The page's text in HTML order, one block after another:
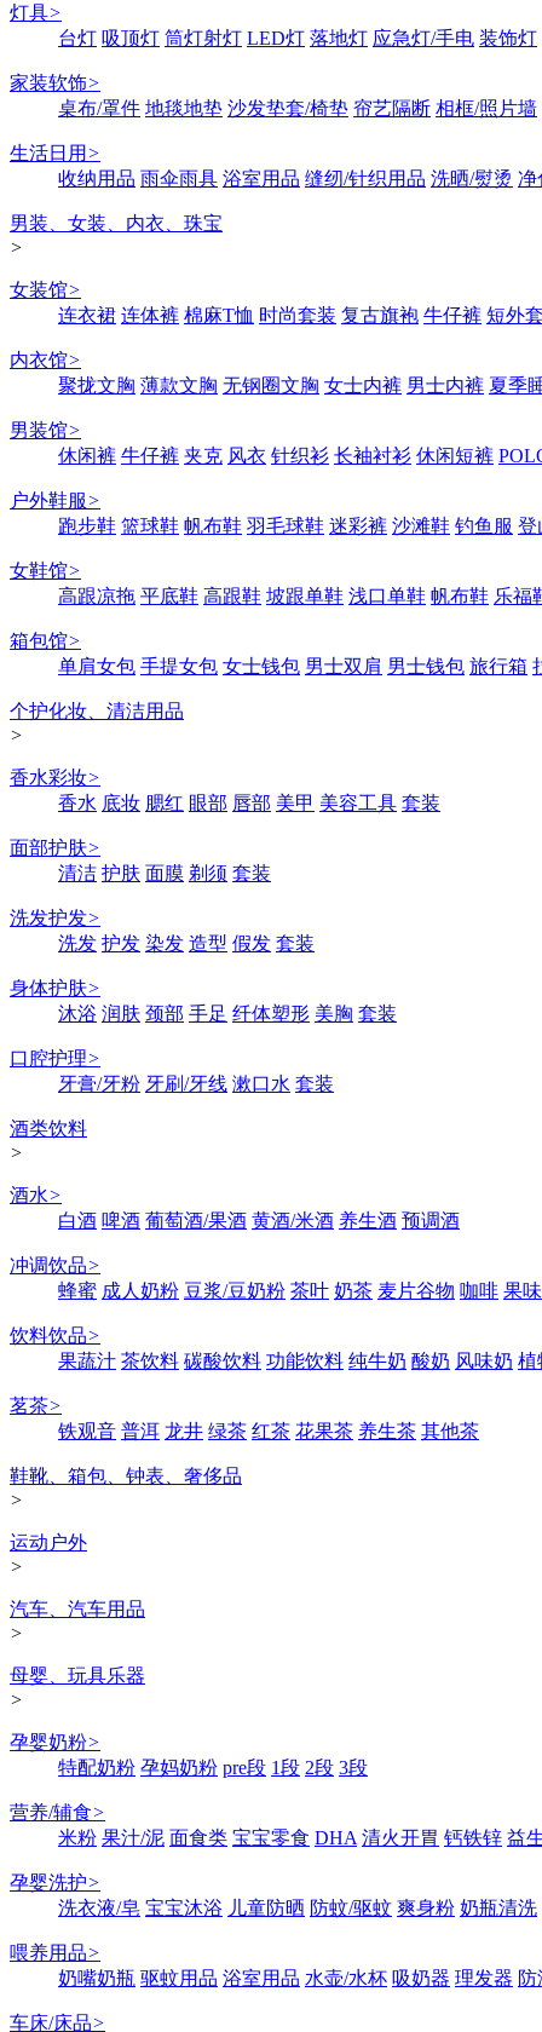
灯具>
台灯 吸顶灯 筒灯射灯 LED灯 落地灯 应急灯/手电 装饰灯
家装软饰>
桌布/罩件 地毯地垫 沙发垫套/椅垫 帘艺隔断 相框/照片墙
生活日用 >
收纳用品 雨伞雨具 浴室用品 缝纫/针织用品 洗晒/熨烫 净
男装、女装、内衣、珠宝
>
女装馆>
连衣裙 连体裤 棉麻T恤 时尚套装 复古旗袍 牛仔裤 短外
内衣馆>
聚拢文胸 薄款文胸 无钢圈文胸 女士内裤 男士内裤 夏季
男装馆>
休闲裤 牛仔裤 夹克 风衣 针织衫 长袖衬衫 休闲短裤
户外鞋服>
跑步鞋 篮球鞋 帆布鞋 羽毛球鞋 迷彩裤 沙滩鞋 钓鱼服 登
女鞋馆>
高跟凉拖 平底鞋 高跟鞋 坡跟单鞋 浅口单鞋 帆布鞋 乐福
箱包馆>
单肩女包 手提女包 女士钱包 男士双肩 男士钱包 旅行箱
个护化妆、清洁用品
>
香水彩妆>
香水 底妆 腮红 眼部 唇部 美甲 美容工具 套装
面部护肤>
清洁 护肤 面膜 剃须 套装
洗发护发>
洗发 护发 染发 造型 假发 套装
身体护肤>
沐浴 润肤 颈部 手足 纤体塑形 美胸 套装
口腔护理>
牙膏/牙粉 牙刷/牙线 漱口水 套装
酒类饮料
>
酒水>
白酒 啤酒 葡萄酒/果酒 黄酒/米酒 养生酒 预调酒
冲调饮品>
蜂蜜 成人奶粉 豆浆/豆奶粉 茶叶 奶茶 麦片谷物 咖啡 果
饮料饮品>
果蔬汁 茶饮料 碳酸饮料 功能饮料 纯牛奶 酸奶 风味奶 植
茗茶>
铁观音 普洱 龙井 绿茶 红茶 花果茶 养生茶 其他茶
鞋靴、箱包、钟表、奢侈品
>
运动户外
>
汽车、汽车用品
>
母婴、玩具乐器
>
孕婴奶粉>
特配奶粉 孕妈奶粉 pre段 1段 2段 3段
营养/辅食>
米粉 果汁/泥 面食类 宝宝零食 DHA 清火开胃 钙铁锌 益
孕婴洗护>
洗衣液/皂 宝宝沐浴 儿童防晒 防蚊/驱蚊 爽身粉 奶瓶清洗
喂养用品>
奶嘴奶瓶 驱蚊用品 浴室用品 水壶/水杯 吸奶器 理发器
车床/床品>